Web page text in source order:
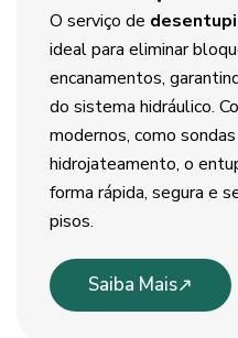
O serviço de
ideal para eliminar
encanamentos,
do sistema hidráulico.
modernos, como
hidrojateamento, o
forma rápida, segura e
pisos.
Saiba Mais